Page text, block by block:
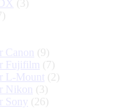
(3)
(9)
Fujifilm (7)
L-Mount (2)
Nikon
(3)
Sony (26)